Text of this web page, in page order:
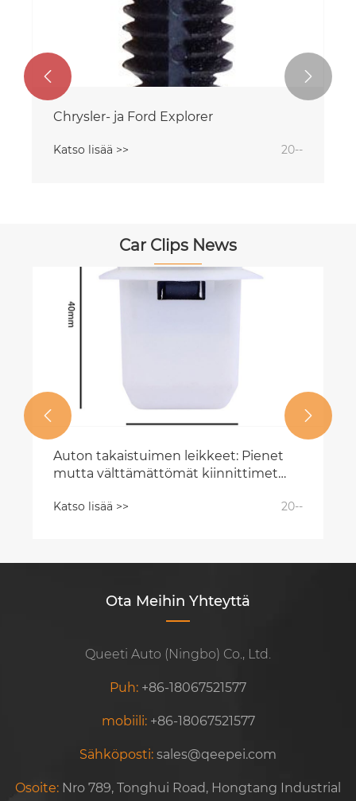
Chrysler- ja Ford Explorer
Katso lisää >> 20--
 
Car Clips News
Auton takaistuimen leikkeet: Pienet
mutta välttämättömät kiinnittimet
Katso lisää >> 20--
 
Ota Meihin Yhteyttä
Queeti Auto (Ningbo) Co., Ltd.
Puh: +86-18067521577
mobiili: +86-18067521577
Sähköposti: sales@qeepei.com
Osoite: Nro 789, Tonghui Road, Hongtang Industrial